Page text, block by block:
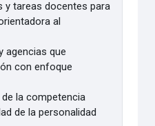
y tareas docentes para
al
agencias que
con enfoque
la competencia
de la personalidad